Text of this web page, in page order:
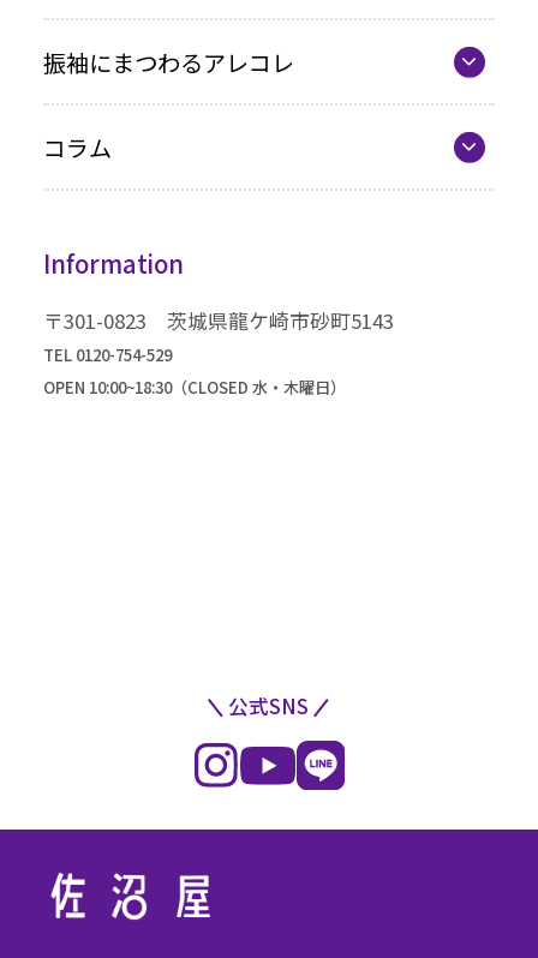
各種お支払い方法
車いすをご利用の方へ
企業情報
振袖にまつわるアレコレ
振袖選びQ&A
振袖ドレス
高級振袖コレクション
コラム
成人式までの流れ
Information
〒301-0823 茨城県龍ケ崎市砂町5143
TEL 0120-754-529
OPEN 10:00~18:30（CLOSED 水・木曜日）
公式SNS